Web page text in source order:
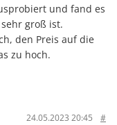
und fand es
groß ist.
den Preis auf die
zu hoch.
24.05.2023 20:45 #